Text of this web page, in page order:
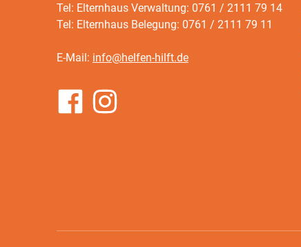
Tel: Elternhaus Verwaltung: 0761 / 2111 79 14
Tel: Elternhaus Belegung: 0761 / 2111 79 11
E-Mail: info@helfen-hilft.de